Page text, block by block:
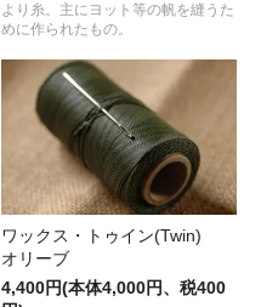
より糸。主にヨット等の帆を縫うた
めに作られたもの。
ワックス・トゥイン(Twin)
オリーブ
4,400円(本体4,000円、税400